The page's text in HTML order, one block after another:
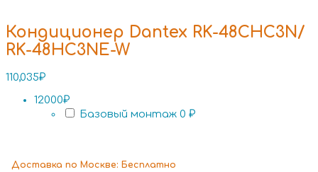
Кондиционер Dantex RK-48CHC3N/
RK-48HC3NE-W
110,035₽
12000₽
Базовый монтаж 0 ₽
Доставка по Москве: Бесплатно